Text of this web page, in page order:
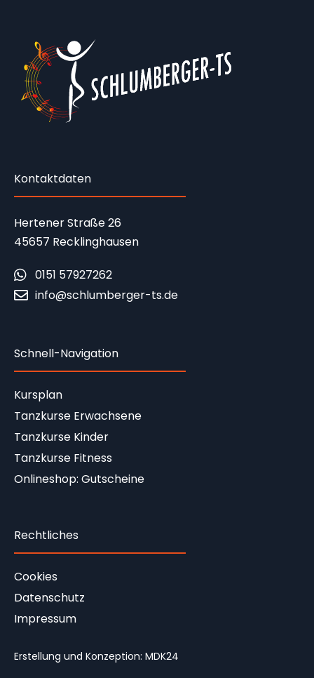
Kontaktdaten
Hertener Straße 26
45657 Recklinghausen
0151 57927262
info@schlumberger-ts.de
Schnell-Navigation
Kursplan
Tanzkurse Erwachsene
Tanzkurse Kinder
Tanzkurse Fitness
Onlineshop: Gutscheine
Rechtliches
Cookies
Datenschutz
Impressum
Erstellung und Konzeption: MDK24